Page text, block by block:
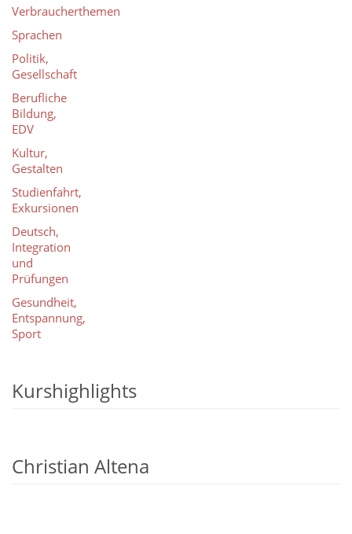
Verbraucherthemen
Sprachen
Politik,
Gesellschaft
Berufliche
Bildung,
EDV
Kultur,
Gestalten
Studienfahrt,
Exkursionen
Deutsch,
Integration
und
Prüfungen
Gesundheit,
Entspannung,
Sport
Kurshighlights
Christian Altena